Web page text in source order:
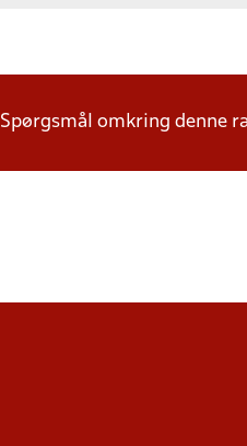
Spørgsmål omkring denne